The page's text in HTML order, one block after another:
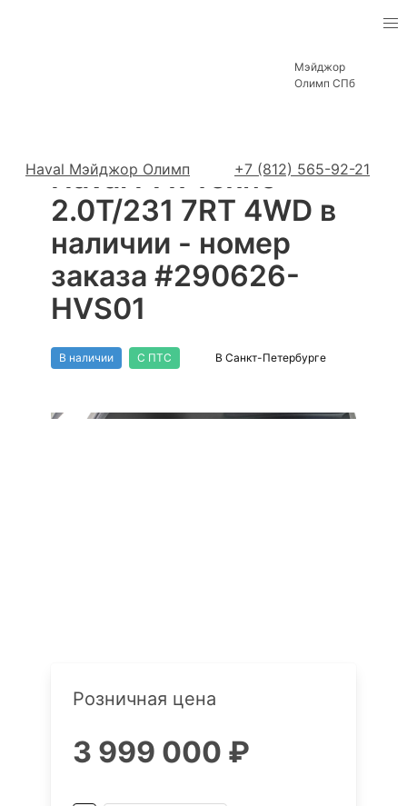
Мэйджор
Олимп СПб
Haval Мэйджор Олимп +7 (812) 565-92-21
Техно+
Haval F7x Техно+
2.0T/231 7RT 4WD в
наличии - номер
заказа #290626-
HVS01
В наличии С ПТС В Санкт-Петербурге
Розничная цена
3 999 000 ₽